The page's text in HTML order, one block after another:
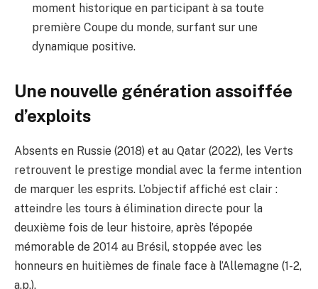
moment historique en participant à sa toute
première Coupe du monde, surfant sur une
dynamique positive.
Une nouvelle génération assoiffée
d’exploits
Absents en Russie (2018) et au Qatar (2022), les Verts
retrouvent le prestige mondial avec la ferme intention
de marquer les esprits. L’objectif affiché est clair :
atteindre les tours à élimination directe pour la
deuxième fois de leur histoire, après l’épopée
mémorable de 2014 au Brésil, stoppée avec les
honneurs en huitièmes de finale face à l’Allemagne (1-2,
a.p.).